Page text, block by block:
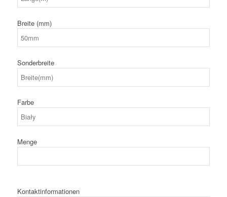
Breite (mm)
Sonderbreite
Farbe
Menge
Kontaktinformationen